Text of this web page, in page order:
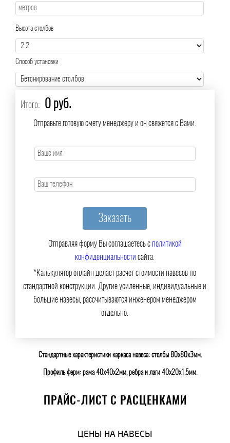
Высота столбов
Способ установки
Итого: 0 руб.
Отправьте готовую смету менеджеру и он свяжется с Вами.
Отправляя форму Вы соглашаетесь сполитикой
конфиденциальности сайта.
*Калькулятор онлайн делает расчет стоимости навесов по
стандартной конструкции. Другие усиленные, индивидуальные и
большие навесы, рассчитываются инженером менеджером
отдельно.
Стандартные характеристики каркаса навеса: столбы 80х80х3мм.
Профиль ферм: рама 40х40х2мм, ребра и лаги 40х20х1.5мм.
ПРАЙС-ЛИСТ С РАСЦЕНКАМИ
ЦЕНЫ НА НАВЕСЫ